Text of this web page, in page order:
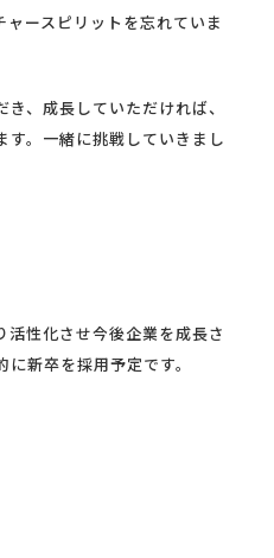
ースピリットを忘れていま
、成長していただければ、
す。一緒に挑戦していきまし
活性化させ今後企業を成長さ
新卒を採用予定です。